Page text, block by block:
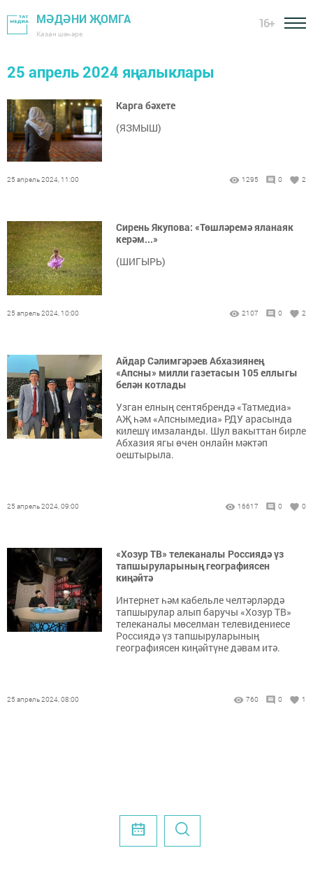
МӘДӘНИ ҖОМГА
Казан шәһәре
16+
25 апрель 2024 яңалыклары
Карга бәхете
(ЯЗМЫШ)
25 апрель 2024, 11:00 1295 0 2
Сирень Якупова: «Төшләремә яланаяк
керәм...»
(ШИГЫРЬ)
25 апрель 2024, 10:00 2107 0 2
Айдар Сәлимгәрәев Абхазиянең
«Апсны» милли газетасын 105 еллыгы
белән котлады
Узган елның сентябрендә «Татмедиа»
АҖ һәм «Апснымедиа» РДУ арасында
килешү имзаланды. Шул вакыттан бирле
Абхазия ягы өчен онлайн мәктәп
оештырыла.
25 апрель 2024, 09:00 16617 0 0
«Хозур ТВ» телеканалы Россиядә үз
тапшыруларының географиясен
киңәйтә
Интернет һәм кабельле челтәрләрдә
тапшырулар алып баручы «Хозур ТВ»
телеканалы мөселман телевидениесе
Россиядә үз тапшыруларының
географиясен киңәйтүне дәвам итә.
25 апрель 2024, 08:00 760 0 1